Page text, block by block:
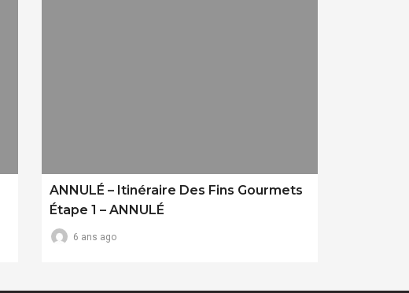
ANNULÉ – Itinéraire Des Fins Gourmets
Étape 1 – ANNULÉ
6 ans ago